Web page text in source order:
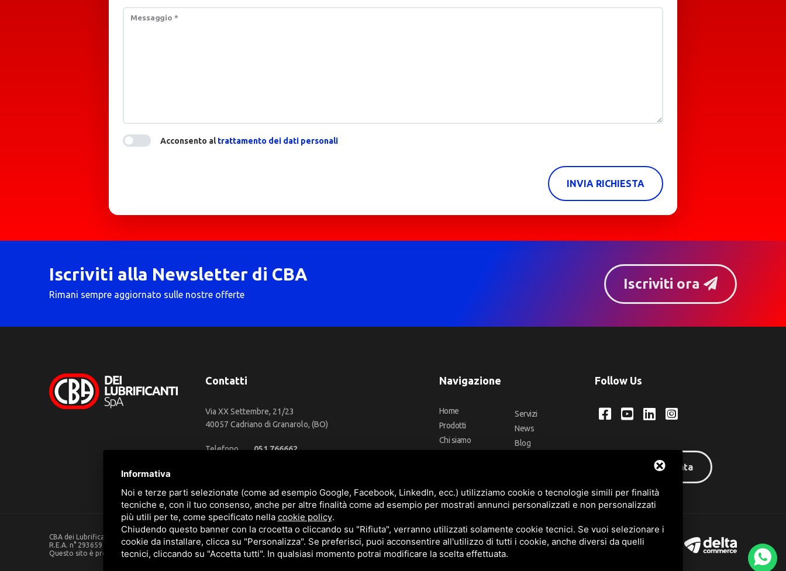
Messaggio *
Acconsento altrattamento dei dati personali
INVIA RICHIESTA
Iscriviti alla Newsletter di CBA
Rimani sempre aggiornato sulle nostre offerte
Iscriviti ora
Contatti
Via XX Settembre, 21/23
40057 Cadriano di Granarolo, (BO)
Telefono
051 766662
Navigazione
Home
Prodotti
Chi siamo
Servizi
News
Blog
Follow Us
Area riservata
CBA dei Lubrificanti Spa - P. IVA 00624811204 - Codice fiscale 03472740376
R.E.A. n° 293659 - REG. IMPRESE BO Capitale Sociale €. 120.000 int. versati -Sitemap
Questo sito è protetto da Google reCAPTCHA v3,Privacy Policye Termini di serviziodi Google
Informativa
Noi e terze parti selezionate (come ad esempio Google, Facebook, LinkedIn, ecc.) utilizziamo cookie o tecnologie simili per finalità
tecniche e, con il tuo consenso, anche per altre finalità come ad esempio per mostrati annunci personalizzati e non personalizzati
più utili per te, come specificato nella cookie policy.
Chiudendo questo banner con la crocetta o cliccando su "Rifiuta", verranno utilizzati solamente cookie tecnici. Se vuoi selezionare i
cookie da installare, clicca su "Personalizza". Se preferisci, puoi acconsentire all'utilizzo di tutti i cookie, anche diversi da quelli
tecnici, cliccando su "Accetta tutti". In qualsiasi momento potrai modificare la scelta effettuata.